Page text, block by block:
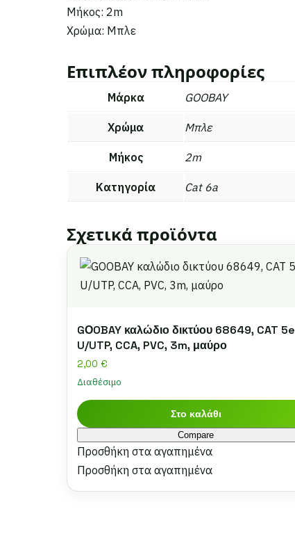
Μήκος: 2m
Χρώμα: Μπλε
Επιπλέον πληροφορίες
Μάρκα GOOBAY
Χρώμα Μπλε
Μήκος 2m
Κατηγορία Cat 6a
Σχετικά προϊόντα
GΟOBAY καλώδιο δικτύου 68649, CAT 5e
U/UTP, CCA, PVC, 3m, μαύρο
2,00 €
Διαθέσιμο
Στο καλάθι
Compare
Προσθήκη στα αγαπημένα
Προσθήκη στα αγαπημένα